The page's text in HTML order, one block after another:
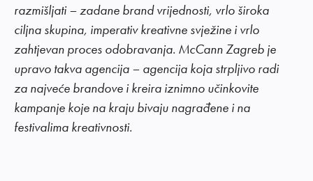
razmišljati – zadane brand vrijednosti, vrlo široka
ciljna skupina, imperativ kreativne svježine i vrlo
zahtjevan proces odobravanja. McCann Zagreb je
upravo takva agencija – agencija koja strpljivo radi
za najveće brandove i kreira iznimno učinkovite
kampanje koje na kraju bivaju nagrađene i na
festivalima kreativnosti.